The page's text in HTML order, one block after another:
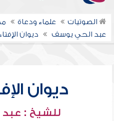
الصوتيات علماء ودعاة
عبد الحي يوسف
ديوان
ديوان
للشيخ :